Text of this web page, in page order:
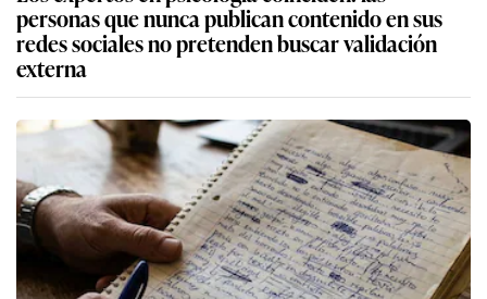
personas que nunca publican contenido en sus
redes sociales no pretenden buscar validación
externa